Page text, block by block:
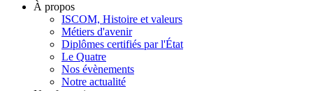
À propos
ISCOM, Histoire et valeurs
Métiers d'avenir
Diplômes certifiés par l'État
Le Quatre
Nos évènements
Notre actualité